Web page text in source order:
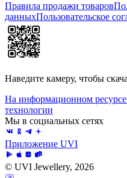
Правила продажи товаров
данныхПользовательское
Наведите камеру, чтобы
На информационном
технологии
Мы в социальных сетях
Приложение UVI
© UVI Jewellery, 2026